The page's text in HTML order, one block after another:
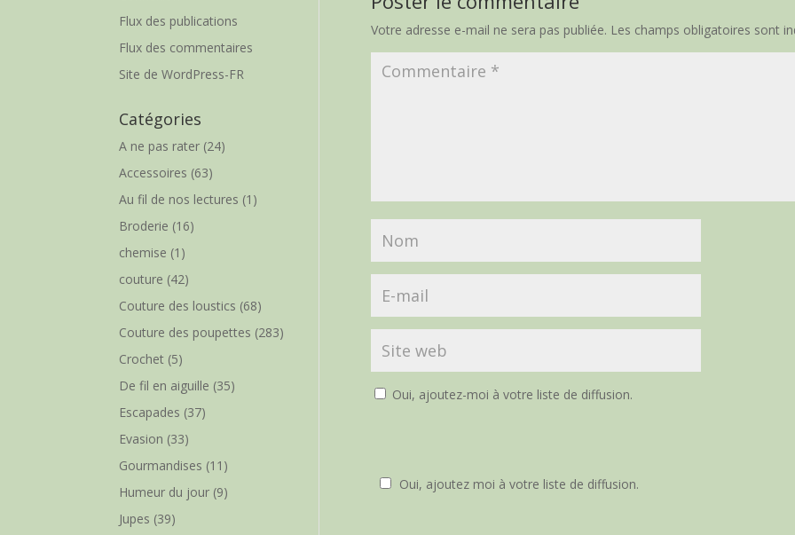
Votre adresse e-mail ne sera pas publiée. Les champs obligatoires sont
Oui, ajoutez-moi à votre liste de diffusion.
Oui, ajoutez moi à votre liste de diffusion.
Flux des publications
Flux des commentaires
Site de WordPress-FR
Catégories
A ne pas rater (24)
Accessoires (63)
Au fil de nos lectures (1)
Broderie (16)
chemise (1)
couture (42)
Couture des loustics (68)
Couture des poupettes (283)
Crochet (5)
De fil en aiguille (35)
Escapades (37)
Evasion (33)
Gourmandises (11)
Humeur du jour (9)
Jupes (39)